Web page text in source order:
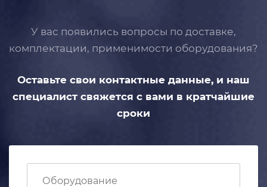
У вас появились вопросы по доставке,
комплектации, применимости оборудования?
Оставьте свои контактные данные, и наш
специалист свяжется с вами в кратчайшие
сроки